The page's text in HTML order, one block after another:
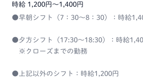
時給 1,200円〜1,400円
●早朝シフト（7：30～8：30）：時給
●夕方シフト（17:30～18:30）：時給
※クローズまでの勤務
●上記以外のシフト：時給1,200円